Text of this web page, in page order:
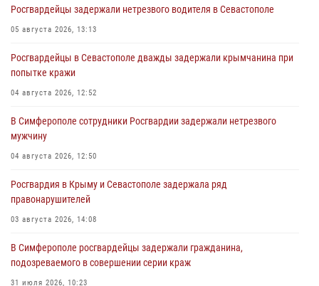
Росгвардейцы задержали нетрезвого водителя в Севастополе
05 августа 2026, 13:13
Росгвардейцы в Севастополе дважды задержали крымчанина при
попытке кражи
04 августа 2026, 12:52
В Симферополе сотрудники Росгвардии задержали нетрезвого
мужчину
04 августа 2026, 12:50
Росгвардия в Крыму и Севастополе задержала ряд
правонарушителей
03 августа 2026, 14:08
В Симферополе росгвардейцы задержали гражданина,
подозреваемого в совершении серии краж
31 июля 2026, 10:23